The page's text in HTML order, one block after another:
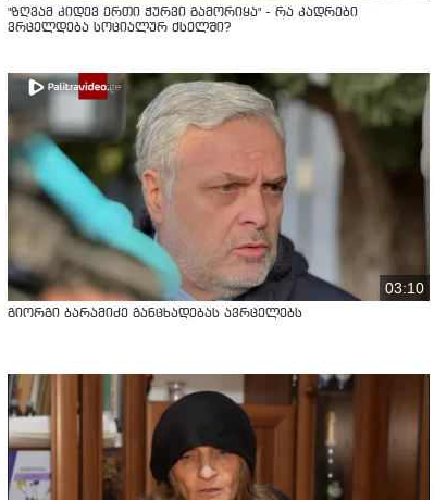
"ზღვამ კიდევ ერთი ჭურვი გამორიყა" - რა კადრები
ვრცელდება სოციალურ ქსელში?
03:10
გიორგი ბარამიძე განცხადებას ავრცელებს